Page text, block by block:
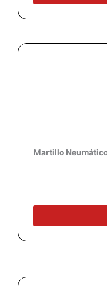
Martillo